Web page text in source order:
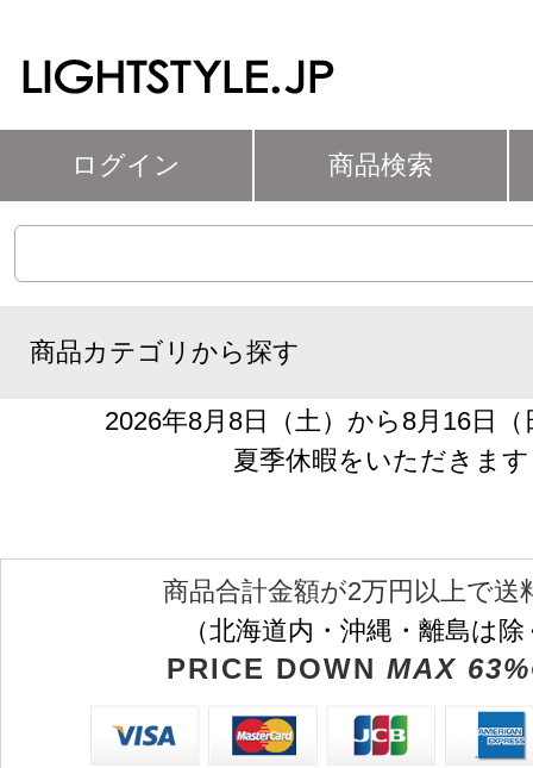
ログイン 商品検索
商品カテゴリから探す
2026年8月8日（土）から8月16日
夏季休暇をいただきます
商品合計金額が2万円以上で送
（北海道内・沖縄・離島は
PRICE DOWN MAX